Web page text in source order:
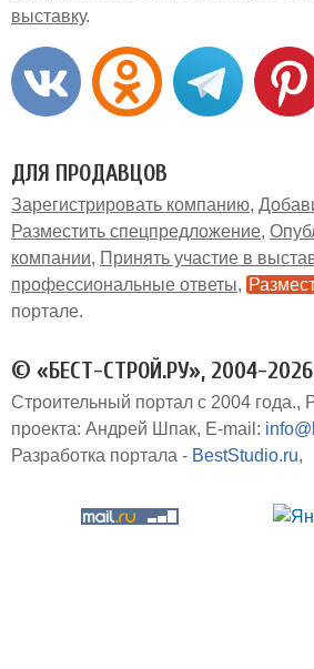
выставку
ДЛЯ ПРОДАВЦОВ
Зарегистрировать компанию
Разместить спецпредложение
компании
Принять участие в
профессиональные ответы
портале
© «БЕСТ-СТРОЙ.РУ», 2004-2026
Строительный портал с 2004 года.
проекта: Андрей Шпак E-mail:
Разработка портала - BestStudio.ru